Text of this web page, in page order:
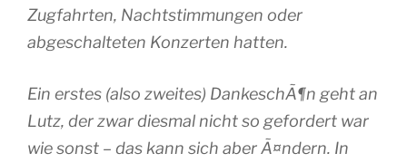
Zugfahrten, Nachtstimmungen oder
abgeschalteten Konzerten hatten.
Ein erstes (also zweites) DankeschÃ¶n geht an
Lutz, der zwar diesmal nicht so gefordert war
wie sonst – das kann sich aber Ã¤ndern. In